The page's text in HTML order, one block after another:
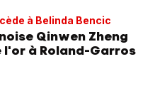
à Belinda Bencic
Qinwen Zheng
l'or à Roland-Garros